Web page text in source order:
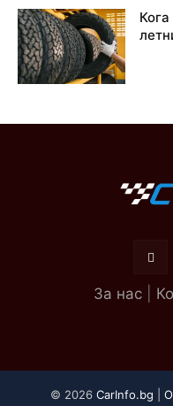
За нас
© 2026 CarInfo.bg